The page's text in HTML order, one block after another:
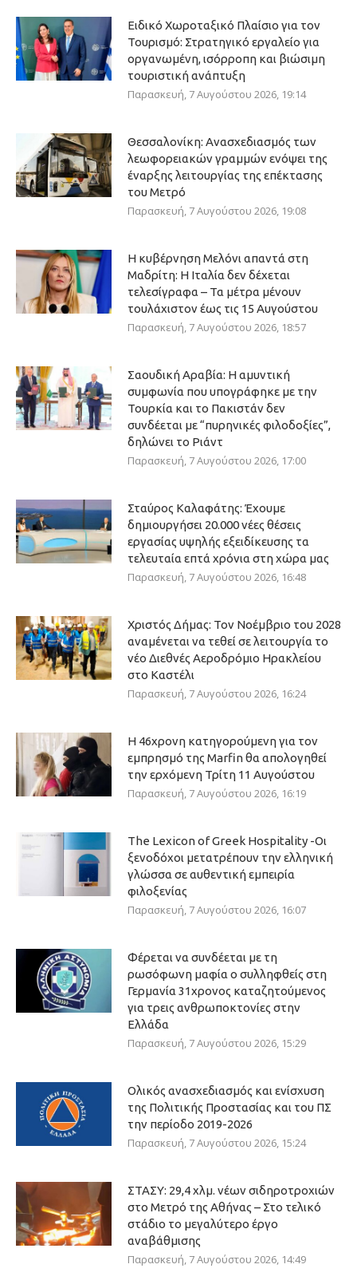
Ειδικό Χωροταξικό Πλαίσιο για τον
Τουρισμό: Στρατηγικό εργαλείο για
οργανωμένη, ισόρροπη και βιώσιμη
τουριστική ανάπτυξη
Παρασκευή, 7 Αυγούστου 2026, 19:14
Θεσσαλονίκη: Ανασχεδιασμός των
λεωφορειακών γραμμών ενόψει της
έναρξης λειτουργίας της επέκτασης
του Μετρό
Παρασκευή, 7 Αυγούστου 2026, 19:08
Η κυβέρνηση Μελόνι απαντά στη
Μαδρίτη: Η Ιταλία δεν δέχεται
τελεσίγραφα – Τα μέτρα μένουν
τουλάχιστον έως τις 15 Αυγούστου
Παρασκευή, 7 Αυγούστου 2026, 18:57
Σαουδική Αραβία: Η αμυντική
συμφωνία που υπογράφηκε με την
Τουρκία και το Πακιστάν δεν
συνδέεται με “πυρηνικές φιλοδοξίες”,
δηλώνει το Ριάντ
Παρασκευή, 7 Αυγούστου 2026, 17:00
Σταύρος Καλαφάτης: Έχουμε
δημιουργήσει 20.000 νέες θέσεις
εργασίας υψηλής εξειδίκευσης τα
τελευταία επτά χρόνια στη χώρα μας
Παρασκευή, 7 Αυγούστου 2026, 16:48
Χριστός Δήμας: Τον Νοέμβριο του 2028
αναμένεται να τεθεί σε λειτουργία το
νέο Διεθνές Αεροδρόμιο Ηρακλείου
στο Καστέλι
Παρασκευή, 7 Αυγούστου 2026, 16:24
Η 46χρονη κατηγορούμενη για τον
εμπρησμό της Marfin θα απολογηθεί
την ερχόμενη Τρίτη 11 Αυγούστου
Παρασκευή, 7 Αυγούστου 2026, 16:19
The Lexicon of Greek Hospitality -Οι
ξενοδόχοι μετατρέπουν την ελληνική
γλώσσα σε αυθεντική εμπειρία
φιλοξενίας
Παρασκευή, 7 Αυγούστου 2026, 16:07
Φέρεται να συνδέεται με τη
ρωσόφωνη μαφία ο συλληφθείς στη
Γερμανία 31χρονος καταζητούμενος
για τρεις ανθρωποκτονίες στην
Ελλάδα
Παρασκευή, 7 Αυγούστου 2026, 15:29
Ολικός ανασχεδιασμός και ενίσχυση
της Πολιτικής Προστασίας και του ΠΣ
την περίοδο 2019-2026
Παρασκευή, 7 Αυγούστου 2026, 15:24
ΣΤΑΣΥ: 29,4 χλμ. νέων σιδηροτροχιών
στο Μετρό της Αθήνας – Στο τελικό
στάδιο το μεγαλύτερο έργο
αναβάθμισης
Παρασκευή, 7 Αυγούστου 2026, 14:49